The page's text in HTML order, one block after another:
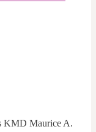
KMD Maurice A.